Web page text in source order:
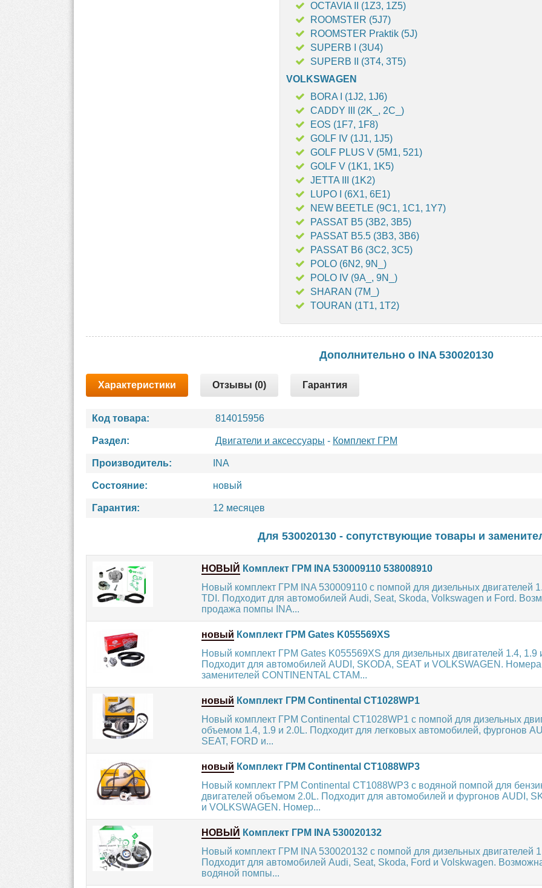
OCTAVIA II (1Z3, 1Z5)
ROOMSTER (5J7)
ROOMSTER Praktik (5J)
SUPERB I (3U4)
SUPERB II (3T4, 3T5)
VOLKSWAGEN
BORA I (1J2, 1J6)
CADDY III (2K_, 2C_)
EOS (1F7, 1F8)
GOLF IV (1J1, 1J5)
GOLF PLUS V (5M1, 521)
GOLF V (1K1, 1K5)
JETTA III (1K2)
LUPO I (6X1, 6E1)
NEW BEETLE (9C1, 1C1, 1Y7)
PASSAT B5 (3B2, 3B5)
PASSAT B5.5 (3B3, 3B6)
PASSAT B6 (3C2, 3C5)
POLO (6N2, 9N_)
POLO IV (9A_, 9N_)
SHARAN (7M_)
TOURAN (1T1, 1T2)
Дополнительно о INA 530020130
Характеристики Отзывы (0) Гарантия
Код товара: 814015956
Раздел: Двигатели и аксессуары - Комплект ГРМ
Производитель: INA
Состояние: новый
Гарантия: 12 месяцев
Для 530020130 - сопутствующие товары и
НОВЫЙ Комплект ГРМ INA 530009110 538008910
Новый комплект ГРМ INA 530009110 с помпой для дизельных двигателей
TDI. Подходит для автомобилей Audi, Seat, Skoda, Volkswagen и Ford.
продажа помпы INA...
новый Комплект ГРМ Gates K055569XS
Новый комплект ГРМ Gates K055569XS для дизельных двигателей 1.4, 1.9
Подходит для автомобилей AUDI, SKODA, SEAT и VOLKSWAGEN. Номера
заменителей CONTINENTAL CTAM...
новый Комплект ГРМ Continental CT1028WP1
Новый комплект ГРМ Continental CT1028WP1 с помпой для дизельных
объемом 1.4, 1.9 и 2.0L. Подходит для легковых автомобилей, фургонов
SEAT, FORD и...
новый Комплект ГРМ Continental CT1088WP3
Новый комплект ГРМ Continental CT1088WP3 с водяной помпой для
двигателей объемом 2.0L. Подходит для автомобилей и фургонов AUDI,
и VOLKSWAGEN. Номер...
НОВЫЙ Комплект ГРМ INA 530020132
Новый комплект ГРМ INA 530020132 с помпой для дизельных двигателей
Подходит для автомобилей Audi, Seat, Skoda, Ford и Volskwagen.
водяной помпы...